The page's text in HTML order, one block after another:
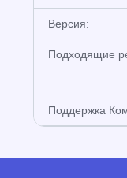
Версия:
Подходящие
Поддержка